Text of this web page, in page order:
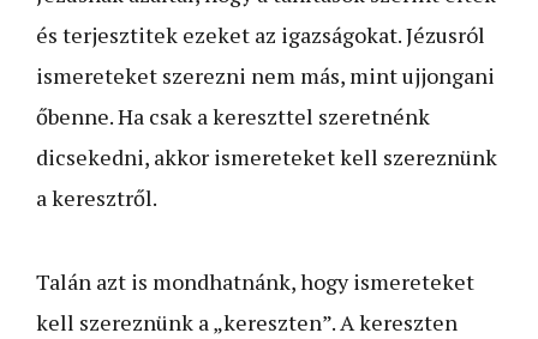
és terjesztitek ezeket az igazságokat. Jézusról
ismereteket szerezni nem más, mint ujjongani
őbenne. Ha csak a kereszttel szeretnénk
dicsekedni, akkor ismereteket kell szereznünk
a keresztről.
Talán azt is mondhatnánk, hogy ismereteket
kell szereznünk a „kereszten”. A kereszten